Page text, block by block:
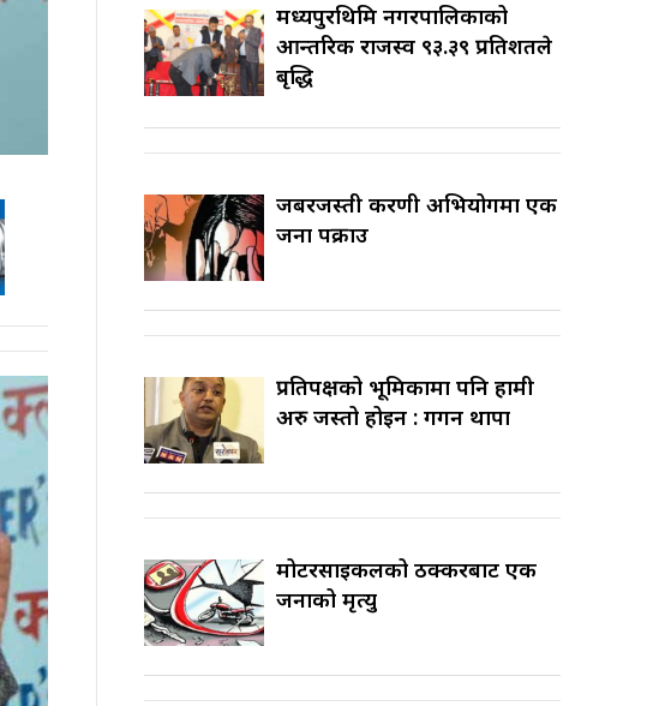
मध्यपुरथिमि नगरपालिकाको
आन्तरिक राजस्व ९३.३९ प्रतिशतले
बृद्धि
जबरजस्ती करणी अभियोगमा एक
जना पक्राउ
प्रतिपक्षको भूमिकामा पनि हामी
अरु जस्तो होइन : गगन थापा
मोटरसाइकलको ठक्करबाट एक
जनाको मृत्यु